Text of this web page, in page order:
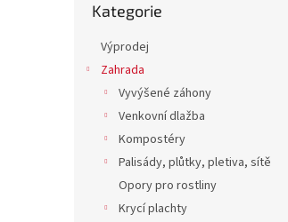
kategorie
Kategorie
Výprodej
Zahrada
Vyvýšené záhony
Venkovní dlažba
Kompostéry
Palisády, plůtky, pletiva, sítě
Opory pro rostliny
Krycí plachty